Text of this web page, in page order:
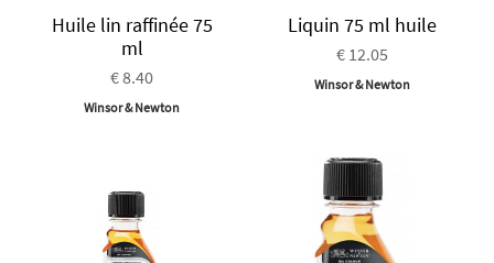
Huile lin raffinée 75
ml
€ 8.40
Winsor & Newton
Liquin 75 ml huile
€ 12.05
Winsor & Newton